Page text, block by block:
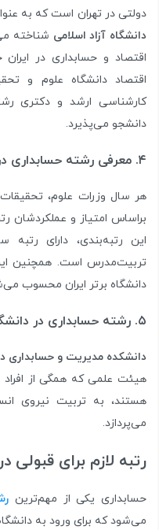
دولتی در تهران است که به
دانشگاه آزاد اسلامی
اقتصاد و حسابداری در
اقتصاد دانشگاه علوم و
کارشناسی ارشد و دکتری
دانشجو می‌پذیرد.
۴. معرفی رشته حسابداری در دانشگاه شیراز
هر سال وزرات علوم،
براساس امتیاز و عملکردشان
این رتبه‌بندی، دارای
دانشگاه برتر ایران محسوب
۵. رشته حسابداری در دانشگاه شهید بهشتی
دانشکده مدیریت و حسابداری
هیئت علمی که همگی از
هستند، به تربیت نیروی
می‌پردازد.
رتبه لازم برای قبولی
حسابداری یکی از مهم‌ترین
می‌شود که برای ورود به